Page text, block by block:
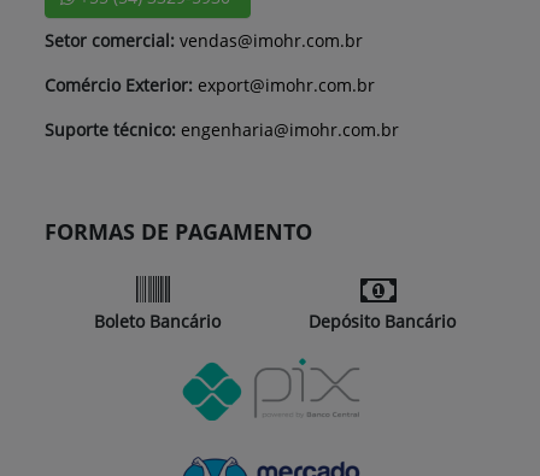
Setor comercial: vendas@imohr.com.br
Comércio Exterior: export@imohr.com.br
Suporte técnico: engenharia@imohr.com.br
FORMAS DE PAGAMENTO
Boleto Bancário Depósito Bancário